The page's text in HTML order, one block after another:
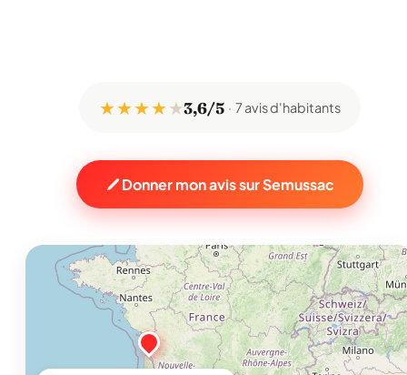
★ ★ ★ ★★3,6/5 7 avis d'habitants
Donner mon avis sur Semussac